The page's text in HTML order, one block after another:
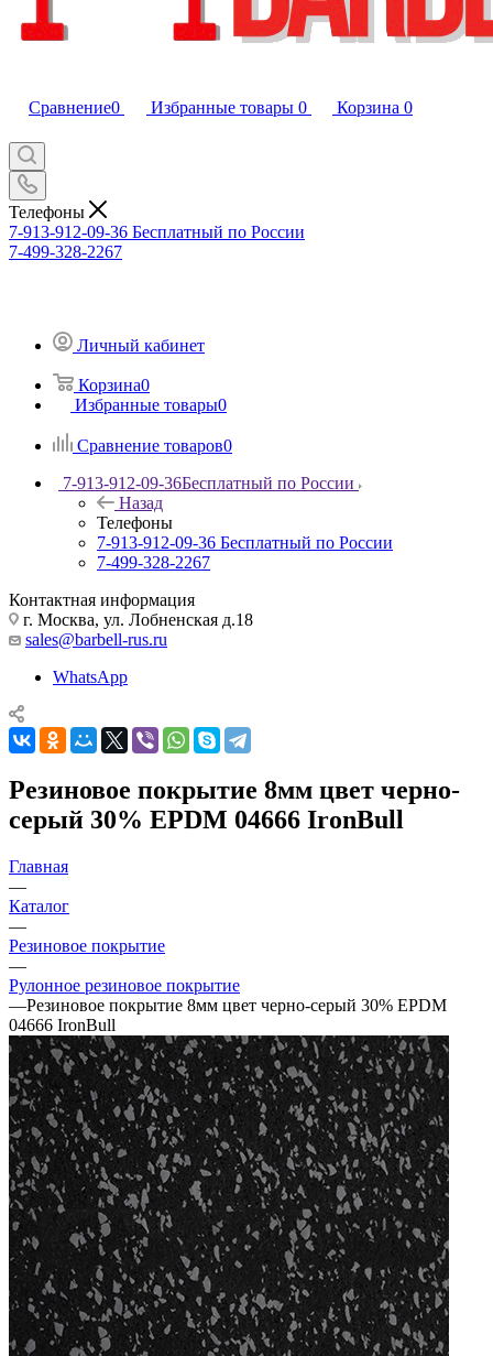
Сравнение0 Избранные товары 0 Корзина 0
Телефоны
7-913-912-09-36 Бесплатный по России
7-499-328-2267
Личный кабинет
Корзина0
Избранные товары0
Сравнение товаров0
7-913-912-09-36Бесплатный по России
Назад
Телефоны
7-913-912-09-36 Бесплатный по России
7-499-328-2267
Контактная информация
г. Москва, ул. Лобненская д.18
sales@barbell-rus.ru
WhatsApp
Резиновое покрытие 8мм цвет черно-
серый 30% EPDM 04666 IronBull
Главная
—
Каталог
—
Резиновое покрытие
—
Рулонное резиновое покрытие
—Резиновое покрытие 8мм цвет черно-серый 30% EPDM
04666 IronBull